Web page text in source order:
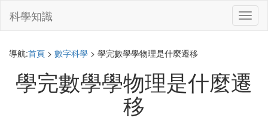
切
換
科學知識
導航:首頁 > 數字科學 > 學完數學學物理是什麼遷移
學完數學學物理是什麼遷
移